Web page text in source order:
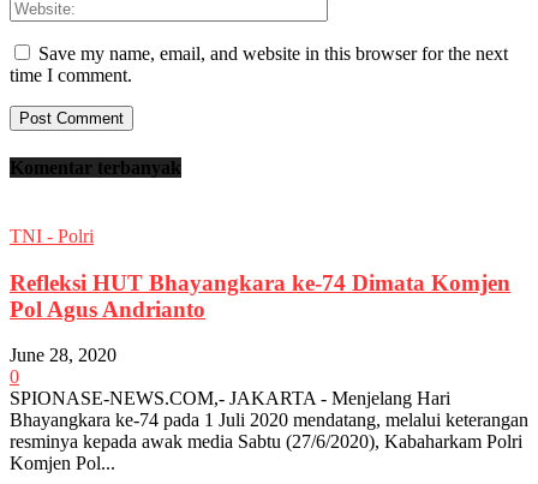
Save my name, email, and website in this browser for the next
time I comment.
Komentar terbanyak
TNI - Polri
Refleksi HUT Bhayangkara ke-74 Dimata Komjen
Pol Agus Andrianto
June 28, 2020
0
SPIONASE-NEWS.COM,- JAKARTA - Menjelang Hari
Bhayangkara ke-74 pada 1 Juli 2020 mendatang, melalui keterangan
resminya kepada awak media Sabtu (27/6/2020), Kabaharkam Polri
Komjen Pol...